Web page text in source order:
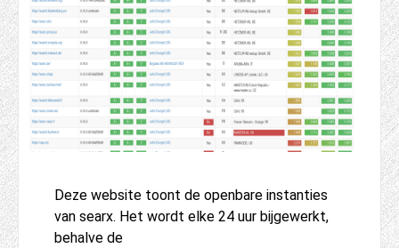
Deze website toont de openbare instanties
van searx. Het wordt elke 24 uur bijgewerkt,
behalve de